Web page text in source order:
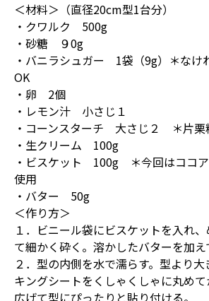
＜材料＞（直径20cm型1台分）
・クワルク 500g
・砂糖 ９0g
・バニラシュガー 1袋（9g）＊なけ
OK
・卵 2個
・レモン汁 小さじ１
・コーンスターチ 大さじ２ ＊片栗
・生クリーム 100g
・ビスケット 100g ＊今回はココア
使用
・バター 50g
＜作り方＞
１．ビニール袋にビスケットを入れ
て細かく砕く。溶かしたバターを加え
２．型の内側を水で濡らす。型より
キングシートをくしゃくしゃに丸めて
広げて型にぴったりと貼り付ける。